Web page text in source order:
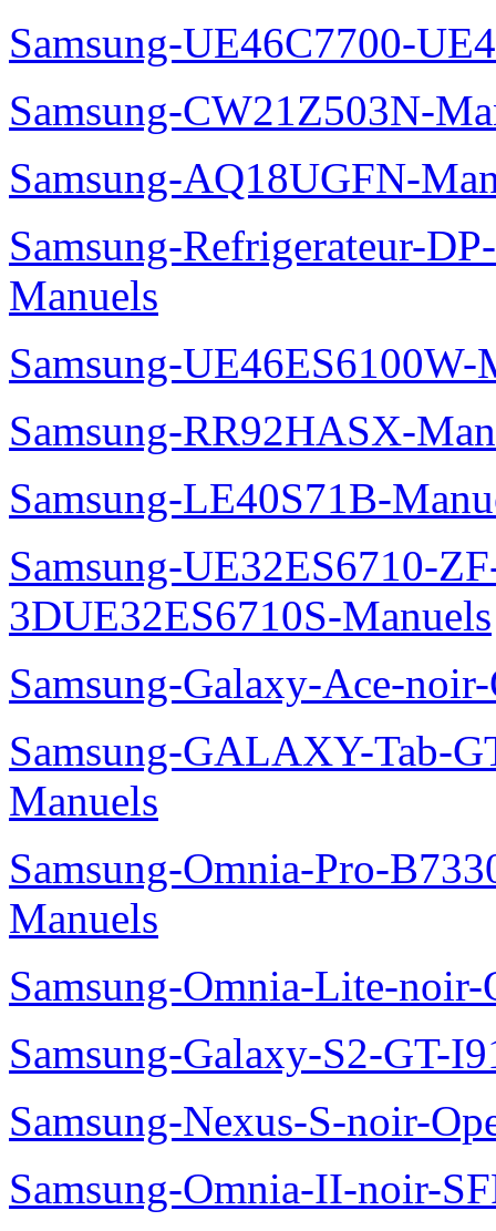
Samsung-UE46C7700-
Samsung-CW21Z503N-
Samsung-AQ18UGFN-
Samsung-Refrigerateur-
Manuels
Samsung-UE46ES6100W-
Samsung-RR92HASX-
Samsung-LE40S71B-
Samsung-UE32ES6710-
3DUE32ES6710S-Manuels
Samsung-Galaxy-Ace-
Samsung-GALAXY-Tab-
Manuels
Samsung-Omnia-Pro-
Manuels
Samsung-Omnia-Lite-
Samsung-Galaxy-S2-GT-
Samsung-Nexus-S-noir-
Samsung-Omnia-II-noir-